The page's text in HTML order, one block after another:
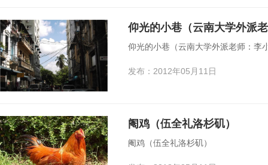
仰光的小巷（云南大学外派
仰光的小巷（云南大学外派老师：李
发布：2012年05月11日
阉鸡（伍全礼洛杉矶）
阉鸡（伍全礼洛杉矶）